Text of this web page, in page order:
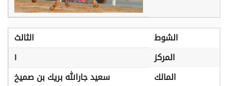
الشوط
الثالث
المركز
١
المالك
سعيد جارالله بريك بن صميخ